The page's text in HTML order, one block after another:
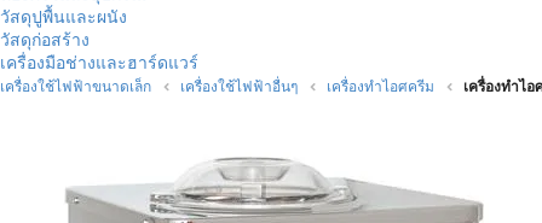
วัสดุปูพื้นและผนัง
วัสดุก่อสร้าง
เครื่องมือช่างและฮาร์ดแวร์
เครื่องใช้ไฟฟ้าขนาดเล็ก เครื่องใช้ไฟฟ้าอื่นๆ เครื่องทำไอศครีม เครื่องทำไอ